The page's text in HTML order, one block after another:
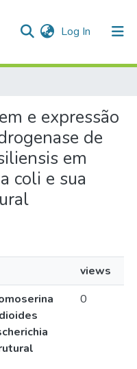
Log In (current)
e expressão
de
em
coli e sua
views
0